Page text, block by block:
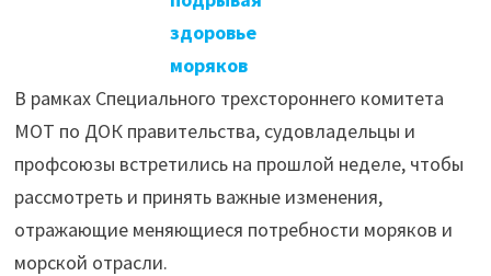
здоровье
моряков
В рамках Специального трехстороннего комитета
МОТ по ДОК правительства, судовладельцы и
профсоюзы встретились на прошлой неделе, чтобы
рассмотреть и принять важные изменения,
отражающие меняющиеся потребности моряков и
морской отрасли.